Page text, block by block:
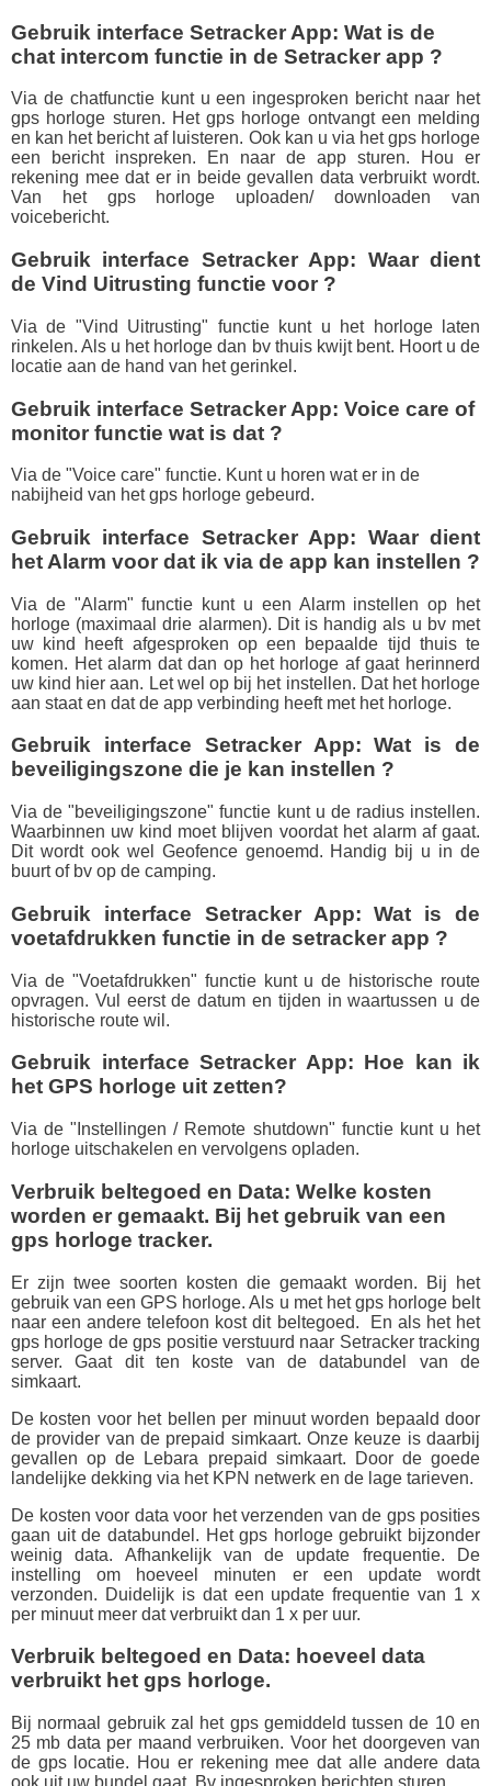
Gebruik interface Setracker App: Wat is de
chat intercom functie in de Setracker app ?
Via de chatfunctie kunt u een ingesproken bericht naar het
gps horloge sturen. Het gps horloge ontvangt een melding
en kan het bericht af luisteren. Ook kan u via het gps horloge
een bericht inspreken. En naar de app sturen. Hou er
rekening mee dat er in beide gevallen data verbruikt wordt.
Van het gps horloge uploaden/ downloaden van
voicebericht.
Gebruik interface Setracker App: Waar dient
de Vind Uitrusting functie voor ?
Via de "Vind Uitrusting" functie kunt u het horloge laten
rinkelen. Als u het horloge dan bv thuis kwijt bent. Hoort u de
locatie aan de hand van het gerinkel.
Gebruik interface Setracker App: Voice care of
monitor functie wat is dat ?
Via de "Voice care" functie. Kunt u horen wat er in de
nabijheid van het gps horloge gebeurd.
Gebruik interface Setracker App: Waar dient
het Alarm voor dat ik via de app kan instellen ?
Via de "Alarm" functie kunt u een Alarm instellen op het
horloge (maximaal drie alarmen). Dit is handig als u bv met
uw kind heeft afgesproken op een bepaalde tijd thuis te
komen. Het alarm dat dan op het horloge af gaat herinnerd
uw kind hier aan. Let wel op bij het instellen. Dat het horloge
aan staat en dat de app verbinding heeft met het horloge.
Gebruik interface Setracker App: Wat is de
beveiligingszone die je kan instellen ?
Via de "beveiligingszone" functie kunt u de radius instellen.
Waarbinnen uw kind moet blijven voordat het alarm af gaat.
Dit wordt ook wel Geofence genoemd. Handig bij u in de
buurt of bv op de camping.
Gebruik interface Setracker App: Wat is de
voetafdrukken functie in de setracker app ?
Via de "Voetafdrukken" functie kunt u de historische route
opvragen. Vul eerst de datum en tijden in waartussen u de
historische route wil.
Gebruik interface Setracker App: Hoe kan ik
het GPS horloge uit zetten?
Via de "Instellingen / Remote shutdown" functie kunt u het
horloge uitschakelen en vervolgens opladen.
Verbruik beltegoed en Data: Welke kosten
worden er gemaakt. Bij het gebruik van een
gps horloge tracker.
Er zijn twee soorten kosten die gemaakt worden. Bij het
gebruik van een GPS horloge. Als u met het gps horloge belt
naar een andere telefoon kost dit beltegoed. En als het het
gps horloge de gps positie verstuurd naar Setracker tracking
server. Gaat dit ten koste van de databundel van de
simkaart.
De kosten voor het bellen per minuut worden bepaald door
de provider van de prepaid simkaart. Onze keuze is daarbij
gevallen op de Lebara prepaid simkaart. Door de goede
landelijke dekking via het KPN netwerk en de lage tarieven.
De kosten voor data voor het verzenden van de gps posities
gaan uit de databundel. Het gps horloge gebruikt bijzonder
weinig data. Afhankelijk van de update frequentie. De
instelling om hoeveel minuten er een update wordt
verzonden. Duidelijk is dat een update frequentie van 1 x
per minuut meer dat verbruikt dan 1 x per uur.
Verbruik beltegoed en Data: hoeveel data
verbruikt het gps horloge.
Bij normaal gebruik zal het gps gemiddeld tussen de 10 en
25 mb data per maand verbruiken. Voor het doorgeven van
de gps locatie. Hou er rekening mee dat alle andere data
ook uit uw bundel gaat. Bv ingesproken berichten sturen.